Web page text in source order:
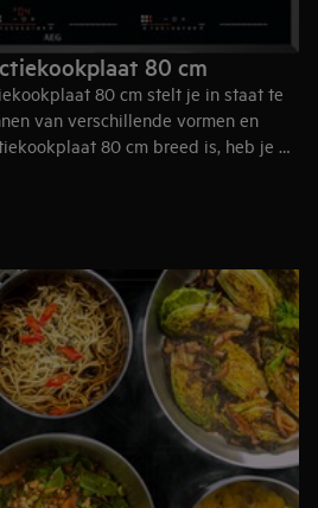
80 cm
80 cm stelt je in staat te
van verschillende vormen en
80 cm breed is, heb je de
pannen vrij te bewegen over het
zonder dat het kookproces